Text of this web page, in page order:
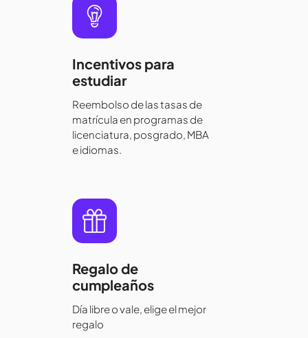
Incentivos para
estudiar
Reembolso de las tasas de
matrícula en programas de
licenciatura, posgrado, MBA
e idiomas.
Regalo de
cumpleaños
Día libre o vale, elige el mejor
regalo